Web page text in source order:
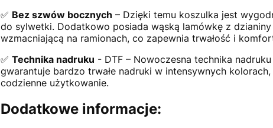
✅ Bez szwów bocznych – Dzięki temu koszulka jest
do sylwetki. Dodatkowo posiada wąską lamówkę z
wzmacniającą na ramionach, co zapewnia trwałość i
✅ Technika nadruku - DTF – Nowoczesna technika
gwarantuje bardzo trwałe nadruki w intensywnych
codzienne użytkowanie.
Dodatkowe informacje: